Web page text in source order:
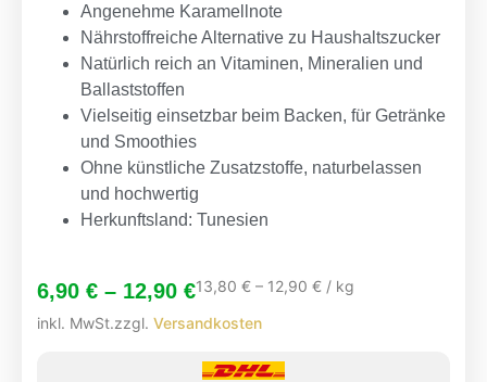
Angenehme Karamellnote
NährstoffreicheAlternative zu Haushaltszucker
Natürlich reich an Vitaminen, Mineralien und
Ballaststoffen
Vielseitig einsetzbar beim Backen, für Getränke
und Smoothies
Ohne künstliche Zusatzstoffe, naturbelassen
und hochwertig
Herkunftsland: Tunesien
6,90 € – 12,90 €13,80 € – 12,90 € / kg
inkl. MwSt.zzgl. Versandkosten